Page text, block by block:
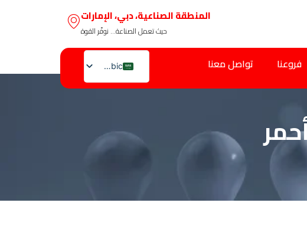
المنطقة الصناعية، دبي، الإمارات
حيث تعمل الصناعة… نوفّر القوة
Arabic
English
فروعنا تواصل معنا